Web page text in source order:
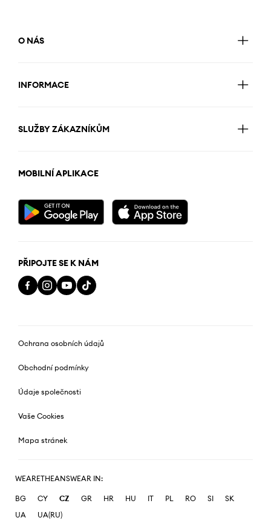
O NÁS
INFORMACE
SLUŽBY ZÁKAZNÍKŮM
MOBILNÍ APLIKACE
PŘIPOJTE SE K NÁM
Ochrana osobních údajů
Obchodní podmínky
Údaje společnosti
Vaše Cookies
Mapa stránek
WEARETHEANSWEAR IN:
BG CY CZ GR HR HU IT PL RO SI
SK
UA
UA(RU)